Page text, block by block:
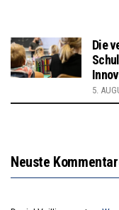
Die
5.
Neuste